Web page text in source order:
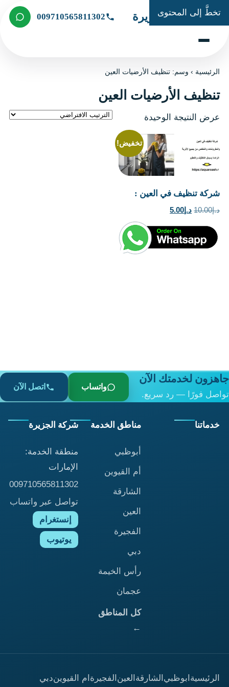
تخطَّ إلى المحتوى
شركة الجزيرة 009710565811302
الرئيسية ›وسم: تنظيف الأرضيات العين
تنظيف الأرضيات العين
عرض النتيجة الوحيدة
تخفيض!
شركة تنظيف في العين :
د.إ10.00 السعر
هو:
د.إ10.00.
د.إ 5.00السعر
هو:
د.إ5.00.
جاهزون لخدمتك الآن
تواصل فورًا — رد سريع.
واتساب اتصل الآن
خدماتنا مناطق الخدمة
أبوظبي
أم القيوين
الشارقة
العين
الفجيرة
دبي
رأس الخيمة
عجمان
كل المناطق
←
شركة الجزيرة
منطقة الخدمة:
الإمارات
009710565811302
تواصل عبر واتساب
إنستغرام
يوتيوب
الرئيسية ابوظبي الشارقة العين الفجيرة ام القيويندبي